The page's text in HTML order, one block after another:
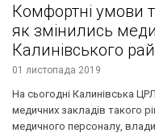
Комфортні умови
як змінились
Калинівського
01 листопада 2019
На сьогодні Калинівська
медичних закладів такого
медичного персоналу, влади